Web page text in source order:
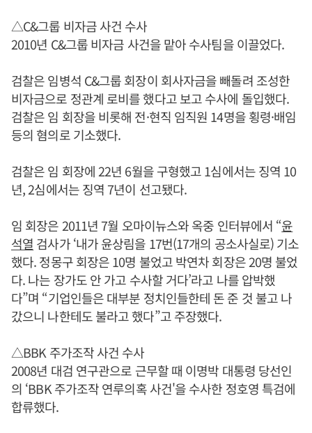
△C&그룹 비자금 사건 수사
2010년 C&그룹 비자금 사건을 맡아 수사팀을 이끌었다.
검찰은 임병석 C&그룹 회장이 회사자금을 빼돌려 조성한
비자금으로 정관계 로비를 했다고 보고 수사에 돌입했다.
검찰은 임 회장을 비롯해 전·현직 임직원 14명을 횡령·배임
등의 혐의로 기소했다.
검찰은 임 회장에 22년 6월을 구형했고 1심에서는 징역 10
년, 2심에서는 징역 7년이 선고됐다.
임 회장은 2011년 7월 오마이뉴스와 옥중 인터뷰에서 “윤
석열 검사가 ‘내가 윤상림을 17번(17개의 공소사실로) 기소
했다. 정몽구 회장은 10명 불었고 박연차 회장은 20명 불었
다. 나는 장가도 안 가고 수사할 거다’라고 나를 압박했
다”며 “기업인들은 대부분 정치인들한테 돈 준 것 불고 나
갔으니 나한테도 불라고 했다”고 주장했다.
△BBK 주가조작 사건 수사
2008년 대검 연구관으로 근무할 때 이명박 대통령 당선인
의 ‘BBK 주가조작 연루의혹 사건'을 수사한 정호영 특검에
합류했다.